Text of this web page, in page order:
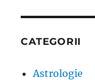
CATEGORII
Astrologie